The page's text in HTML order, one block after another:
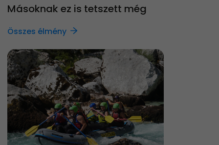
Másoknak ez is tetszett még
Összes élmény